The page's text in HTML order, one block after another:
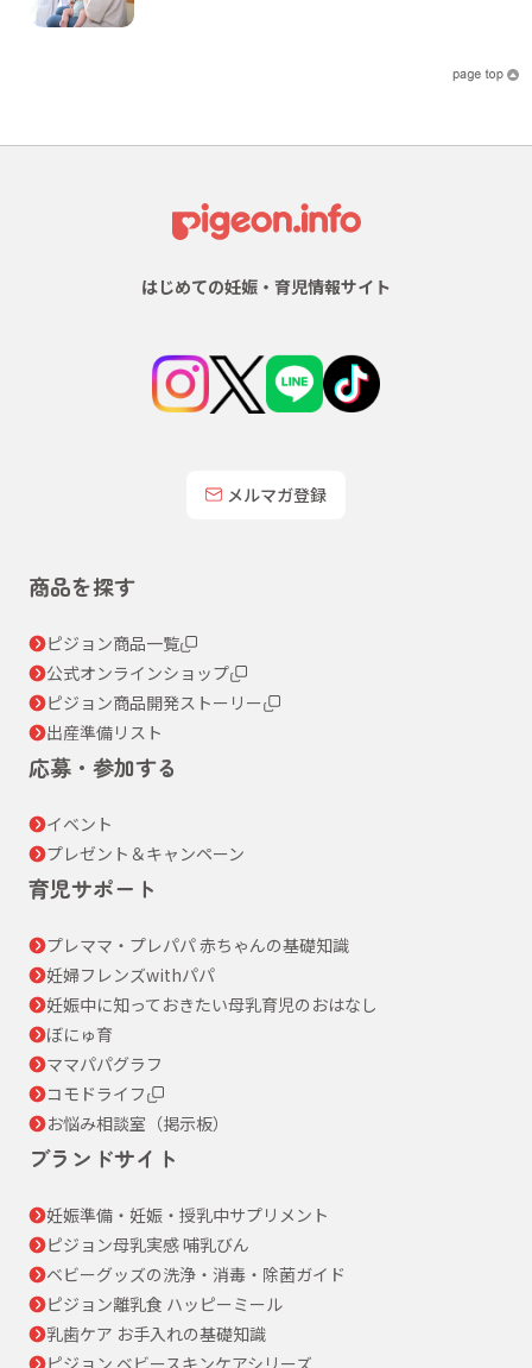
はじめての妊娠・育児情報サイト
メルマガ登録
商品を探す
ピジョン商品一覧
公式オンラインショップ
ピジョン商品開発ストーリー
出産準備リスト
応募・参加する
イベント
プレゼント＆キャンペーン
育児サポート
プレママ・プレパパ 赤ちゃんの基礎知識
妊婦フレンズwithパパ
妊娠中に知っておきたい母乳育児のおはなし
ぼにゅ育
ママパパグラフ
コモドライフ
お悩み相談室（掲示板）
ブランドサイト
妊娠準備・妊娠・授乳中サプリメント
ピジョン母乳実感 哺乳びん
ベビーグッズの洗浄・消毒・除菌ガイド
ピジョン離乳食 ハッピーミール
乳歯ケア お手入れの基礎知識